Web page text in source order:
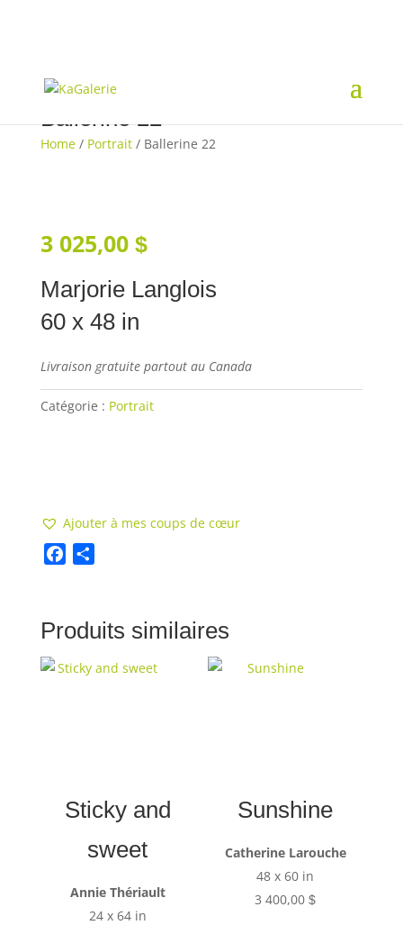
Ballerine 22
Home/ Portrait/ Ballerine 22
3 025,00 $
Marjorie Langlois
60 x 48 in
Livraison gratuite partout au Canada
Catégorie : Portrait
Ajouter à mes coups de cœur
c
e
b
r
e
Produits similaires
Sticky and
sweet
Annie Thériault
24 x 64 in
Sunshine
Catherine Larouche
48 x 60 in
3 400,00$